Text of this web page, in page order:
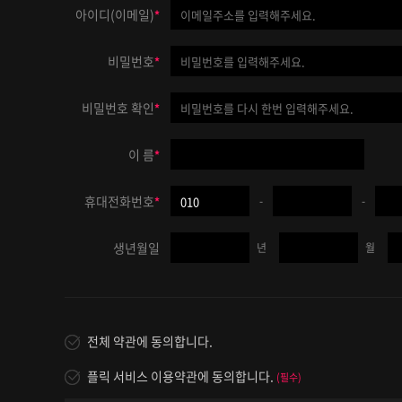
아이디(이메일)*
비밀번호*
비밀번호 확인*
이 름*
휴대전화번호* - -
생년월일 년 월
전체 약관에 동의합니다.
플릭 서비스 이용약관에 동의합니다. (필수)